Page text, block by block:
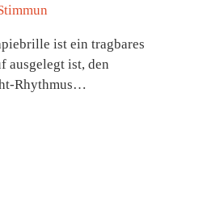
ist ein tragbares
ausgelegt ist, den
Rhythmus…